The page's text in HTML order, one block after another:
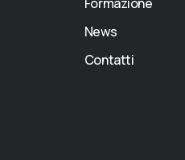
News
Contatti